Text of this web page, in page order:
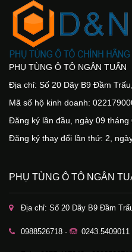
PHỤ TÙNG Ô TÔ NGÂN TUẤN
Địa chỉ: Số 20 Dãy B9 Đầm
Mã số hộ kinh doanh:
Đăng ký lần đầu, ngày 09 tháng
Đăng ký thay đổi lần thứ: 2,
PHỤ TÙNG Ô TÔ NGÂN
Địa chỉ: Số 20 Dãy B9 Đầm
0988526718 - 0243.5409011